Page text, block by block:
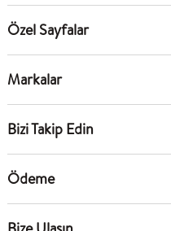
Özel Sayfalar
Markalar
Bizi Takip Edin
Ödeme